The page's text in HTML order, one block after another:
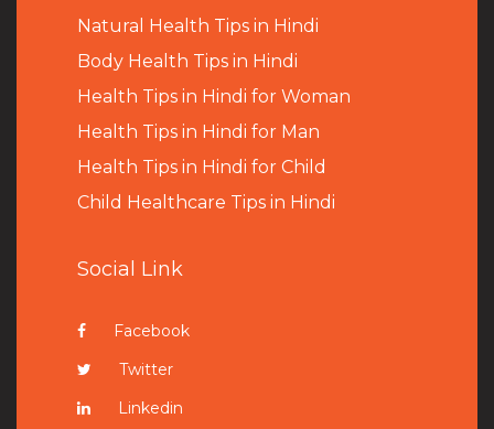
Natural Health Tips in Hindi
Body Health Tips in Hindi
Health Tips in Hindi for Woman
Health Tips in Hindi for Man
Health Tips in Hindi for Child
Child Healthcare Tips in Hindi
Social Link
Facebook
Twitter
Linkedin